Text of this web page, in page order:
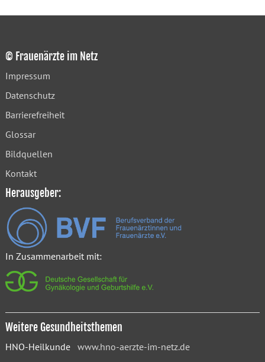
© Frauenärzte im Netz
Impressum
Datenschutz
Barrierefreiheit
Glossar
Bildquellen
Kontakt
Herausgeber:
In Zusammenarbeit mit:
Weitere Gesundheitsthemen
HNO-Heilkunde www.hno-aerzte-im-netz.de